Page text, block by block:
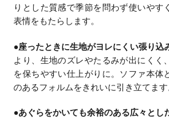
りとした質感で季節を問わず使いやす
表情をもたらします。
●座ったときに生地がヨレにくい張り込
より、生地のズレやたるみが出にくく
を保ちやすい仕上がりに。
ソファ本体
のあるフォルムをきれいに引き立てます
●あぐらをかいても余裕のある広々とし